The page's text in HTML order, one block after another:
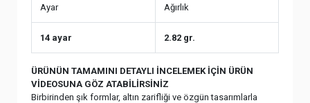
Ayar Ağırlık
14 ayar 2.82 gr.
ÜRÜNÜN TAMAMINI DETAYLI İNCELEMEK İÇİN ÜRÜN
VİDEOSUNA GÖZ ATABİLİRSİNİZ
Birbirinden şık formlar, altın zarifliği ve özgün tasarımlarla